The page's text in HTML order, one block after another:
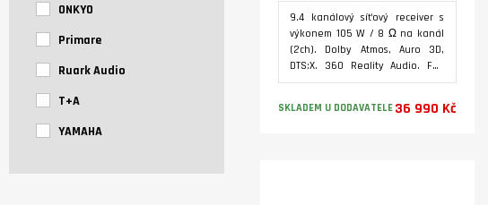
ONKYO
Primare
Ruark Audio
T+A
YAMAHA
9.4 kanálový síťový receiver s
výkonem 105 W / 8 Ω na kanál
(2ch). Dolby Atmos, Auro 3D,
DTS:X. 360 Reality Audio. Full
Dirac Live Suite. HDMI ARC /
Streamovací platforma HEOS.
SKLADEM U DODAVATELE 36 990 Kč